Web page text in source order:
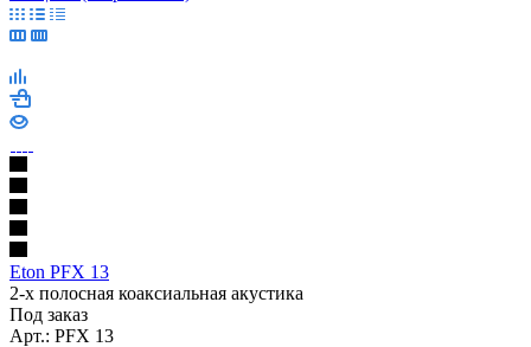
Eton PFX 13
2-х полосная коаксиальная акустика
Под заказ
Арт.: PFX 13